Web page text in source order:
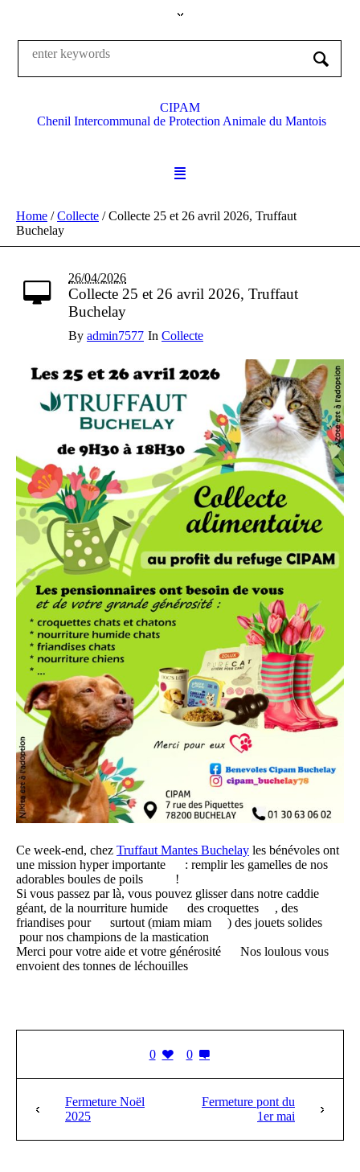
CIPAM
Chenil Intercommunal de Protection Animale du Mantois
Home /Collecte /Collecte 25 et 26 avril 2026, Truffaut
Buchelay
26/04/2026
Collecte 25 et 26 avril 2026, Truffaut
Buchelay
By admin7577 In Collecte
Ce week-end, chez Truffaut Mantes Buchelay les bénévoles ont
une mission hyper importante
: remplir les gamelles de nos
adorables boules de poils
!
Si vous passez par là, vous pouvez glisser dans notre caddie
géant, de la nourriture humide
des croquettes
, des
friandises pour
surtout (miam miam
) des jouets solides
pour nos champions de la mastication
Merci pour votre aide et votre générosité
Nos loulous vous
envoient des tonnes de léchouilles
0 0
Fermeture Noël
2025
Fermeture pont du
1er mai